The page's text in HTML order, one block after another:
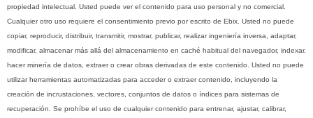
propiedad intelectual. Usted puede ver el contenido para uso personal y no comercial.
Cualquier otro uso requiere el consentimiento previo por escrito de Ebix. Usted no puede
copiar, reproducir, distribuir, transmitir, mostrar, publicar, realizar ingeniería inversa, adaptar,
modificar, almacenar más allá del almacenamiento en caché habitual del navegador, indexar,
hacer minería de datos, extraer o crear obras derivadas de este contenido. Usted no puede
utilizar herramientas automatizadas para acceder o extraer contenido, incluyendo la
creación de incrustaciones, vectores, conjuntos de datos o índices para sistemas de
recuperación. Se prohíbe el uso de cualquier contenido para entrenar, ajustar, calibrar,